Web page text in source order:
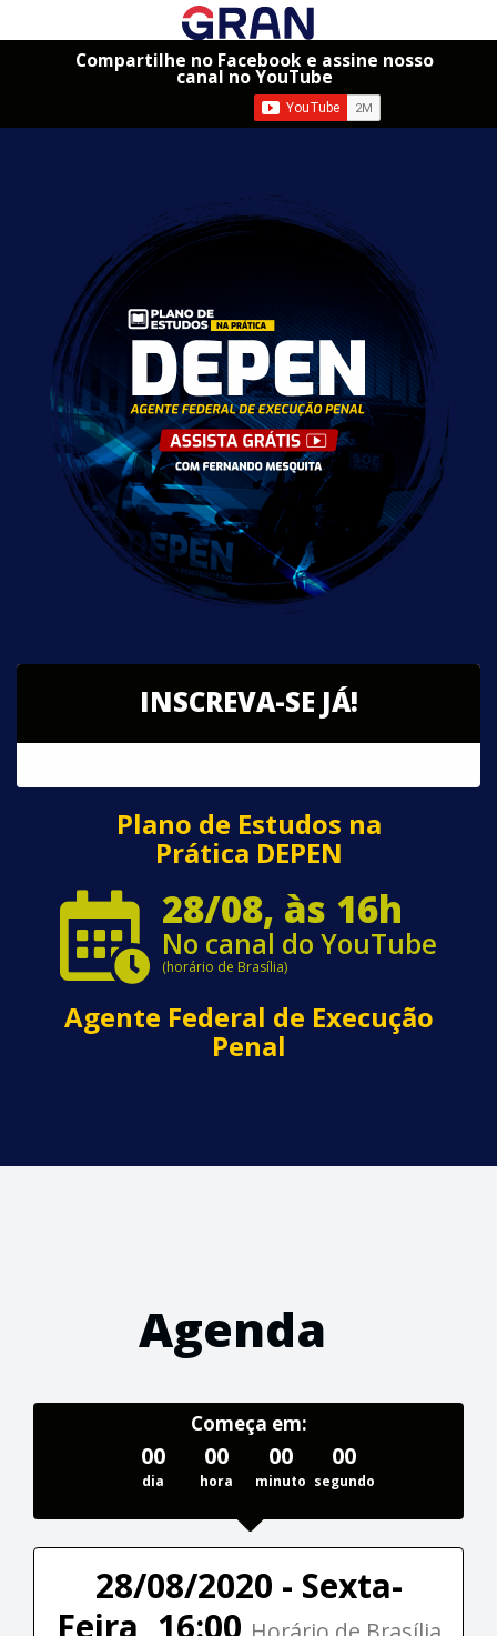
Compartilhe no Facebook e assine nosso
canal no YouTube
INSCREVA-SE JÁ!
Plano de Estudos na
Prática DEPEN
28/08, às 16h
No canal do YouTube
(horário de Brasília)
Agente Federal de Execução
Penal
Agenda
Começa em:
00
dia
00
hora
00
minuto
00
segundo
28/08/2020 - Sexta-
Feira, 16:00